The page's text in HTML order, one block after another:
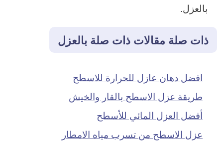
بالعزل.
ذات صلة مقالات ذات صلة بالعزل
افضل دهان عازل للحرارة للاسطح
طريقة عزل الاسطح بالقار والخيش
أفضل العزل المائي للأسطح
عزل الاسطح من تسرب مياه الامطار